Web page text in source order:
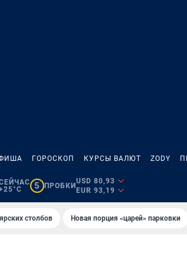
ГОРОСКОП КУРСЫ ВАЛЮТ ZODY
5 ПРОБКИ
USD 80,93
EUR 93,19
столбов Новaя порция «цaрей» пaрковки